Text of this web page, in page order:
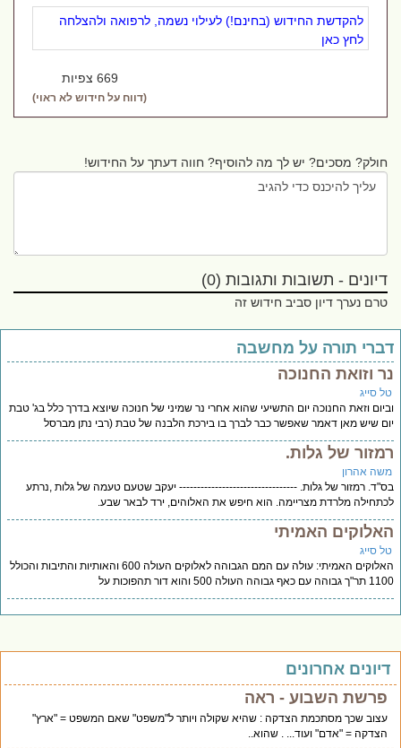
להקדשת החידוש (בחינם!) לעילוי נשמה, לרפואה ולהצלחה
לחץ כאן
669 צפיות
(דווח על חידוש לא ראוי)
חולק? מסכים? יש לך מה להוסיף? חווה דעתך על החידוש!
דיונים - תשובות ותגובות (0)
טרם נערך דיון סביב חידוש זה
תורה על מחשבה
וזואת החנוכה
סייג
וזאת החנוכה יום התשיעי שהוא אחרי נר שמיני של חנוכה שיוצא בדרך כלל בג' טבת
שיש מאן דאמר שאפשר כבר לברך בו בירכת הלבנה של טבת (רבי נתן מברסל
של גלות.
אהרון
רמזור של גלות. --------------------------------- יעקב שטעם טעמה של גלות ,נרתע
מלרדת מצריימה. הוא חיפש את האלוהים, ירד לבאר שבע.
האמיתי
סייג
האלוקים האמיתי: עולה עם המם הגבוהה לאלוקים העולה 600 והאותיות והתיבות והכולל
גבוהה העולה 500 והוא דור תהפוכות על
אחרונים
פרשת השבוע - ראה
עצוב שכך מסתכמת הצדקה : שהיא שקולה ויותר ל"משפט" שאם המשפט = "ארץ"
הצדקה = "אדם" ועוד... . שהוא..